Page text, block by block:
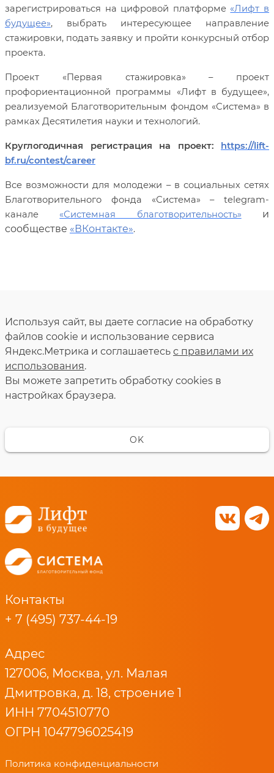
зарегистрироваться на цифровой платформе «Лифт в
будущее», выбрать интересующее направление
стажировки, подать заявку и пройти конкурсный отбор
проекта.
Проект «Первая стажировка» – проект
профориентационной программы «Лифт в будущее»,
реализуемой Благотворительным фондом «Система» в
рамках Десятилетия науки и технологий.
Круглогодичная регистрация на проект:
https://lift-
bf.ru/contest/career
Все возможности для молодежи – в социальных сетях
Благотворительного фонда «Система» – telegram-
канале «Системная благотворительность» и
сообществе «ВКонтакте».
Используя сайт, вы даете согласие на обработку
файлов cookie и использование сервиса
Яндекс.Метрика и соглашаетесь с правилами их
использования.
Вы можете запретить обработку сookies в
настройках браузера.
OK
Контакты
+ 7 (495) 737-44-19
Адрес
127006, Москва, ул. Малая
Дмитровка, д. 18, строение 1
ИНН 7704510770
ОГРН 1047796025419
Политика конфиденциальности